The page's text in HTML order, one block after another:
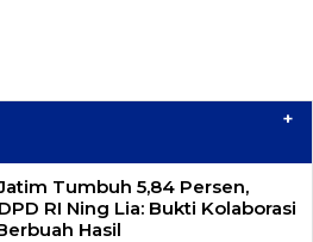
+
Tumbuh 5,84 Persen,
RI Ning Lia: Bukti Kolaborasi
Hasil